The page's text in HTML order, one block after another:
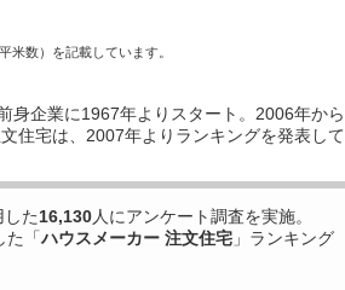
数）を記載しています。
身企業に1967年よりスタート。2006年から
住宅は、2007年よりランキングを発表して
た16,130人にアンケート調査を実施。
た「ハウスメーカー 注文住宅 」ランキング